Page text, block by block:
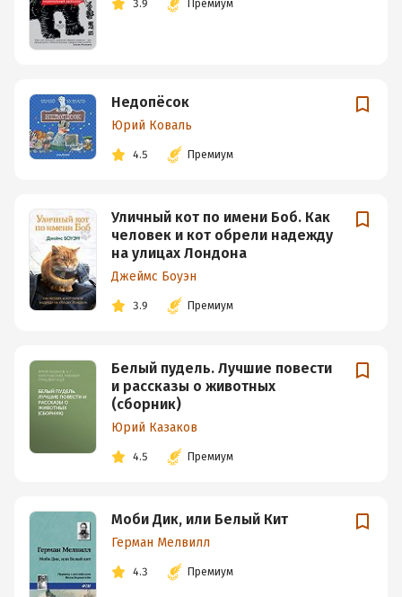
3.9 Премиум
Недопёсок
Юрий Коваль
4.5 Премиум
Уличный кот по имени Боб. Как
человек и кот обрели надежду
на улицах Лондона
Джеймс Боуэн
3.9 Премиум
Белый пудель. Лучшие повести
и рассказы о животных
(сборник)
Юрий Казаков
4.5 Премиум
Моби Дик, или Белый Кит
Герман Мелвилл
4.3 Премиум